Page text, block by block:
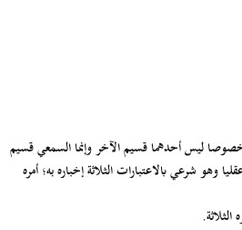
ليس أحدهما قسيم الآخر وإنما السمعي قسيم
وهو شرعي بالاعتبارات الثلاثة إخباره به؛ أمره